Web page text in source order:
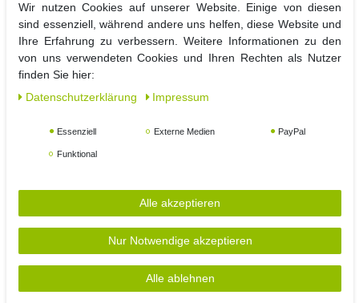
ausgestattet. Nach dem Einschalten leuchtet die Kette für 6
Stunden und schaltet automatisch für 18 Stunden aus 24-Stunden
Rhythmus. Danach beginnt automatisch ein neuer 24 Stunden
Rhythmus. Bitte nur für den Innenbereich verwenden...
- Leuchtfarbe: warmweiß
- Kabel- und Batteriefach Farbe: transparent
- Kettenlänge ca 750 cm / Lampenabstand ca 15 cm
- Batterien 3 x AA ( nicht enthalten )
Wir nutzen Cookies auf unserer Website. Einige von diesen
sind essenziell, während andere uns helfen, diese Website und
Ihre Erfahrung zu verbessern. Weitere Informationen zu den
von uns verwendeten Cookies und Ihren Rechten als Nutzer
finden Sie hier:
Daten­schutz­erklärung
Impressum
Essenziell Externe Medien PayPal
Funktional
Alle akzeptieren
Nur Notwendige akzeptieren
Alle ablehnen